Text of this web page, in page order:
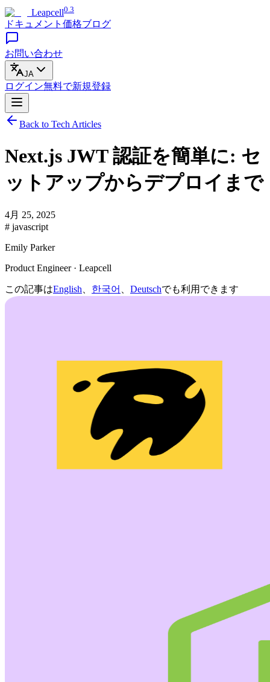
Leapcell0.3
ドキュメント 価格ブログ
お問い合わせ
JA
ログイン無料で新規登録
Back to Tech Articles
Next.js JWT 認証を簡単に: セ
ットアップからデプロイまで
4月 25, 2025
# javascript
Emily Parker
Product Engineer · Leapcell
この記事はEnglish 한국어 Deutschでも利用できます